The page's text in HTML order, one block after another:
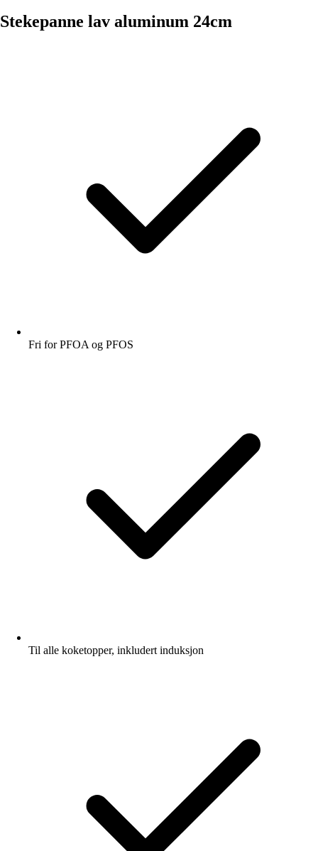
Stekepanne lav aluminum 24cm
Fri for PFOA og PFOS
Til alle koketopper, inkludert induksjon